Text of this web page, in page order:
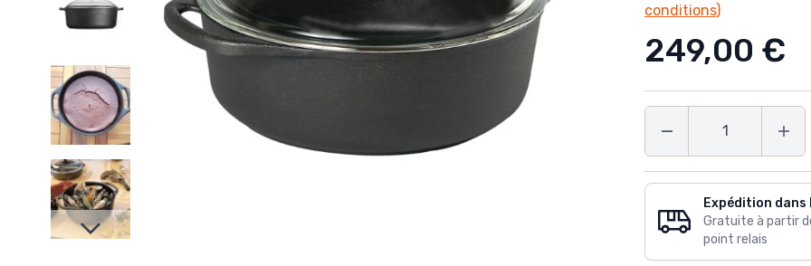
Slides suivantes
conditions)
249,00 €
Expédition dans
Gratuite à partir
point relais